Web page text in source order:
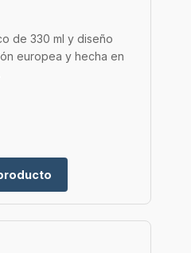
de 330 ml y diseño
europea y hecha en